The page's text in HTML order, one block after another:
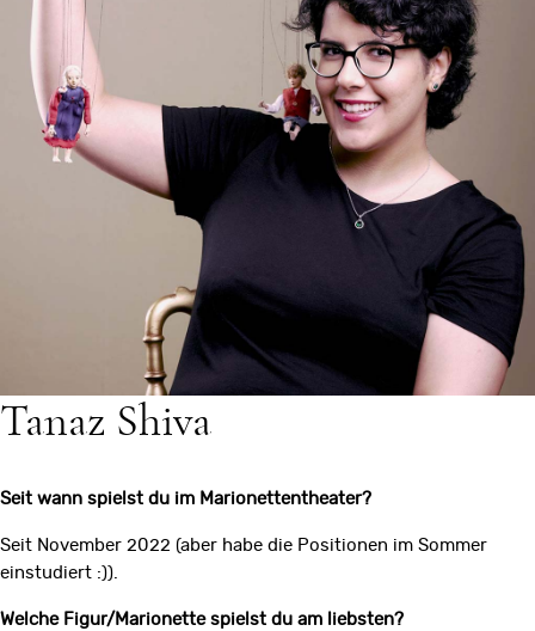
Tanaz Shiva
Seit wann spielst du im Marionettentheater?
Seit November 2022 (aber habe die Positionen im Sommer
einstudiert :)).
Welche Figur/Marionette spielst du am liebsten?